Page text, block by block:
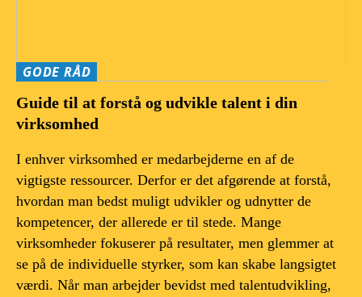
GODE RÅD
Guide til at forstå og udvikle talent i din
virksomhed
I enhver virksomhed er medarbejderne en af de
vigtigste ressourcer. Derfor er det afgørende at forstå,
hvordan man bedst muligt udvikler og udnytter de
kompetencer, der allerede er til stede. Mange
virksomheder fokuserer på resultater, men glemmer at
se på de individuelle styrker, som kan skabe langsigtet
værdi. Når man arbejder bevidst med talentudvikling,